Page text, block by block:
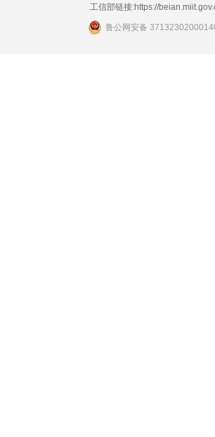
工信部链接:https://
鲁公网安备